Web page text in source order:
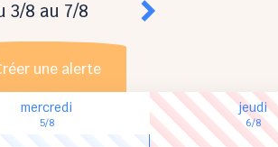
3/8 au 7/8
une alerte
mercredi
5/8
jeudi
6/8